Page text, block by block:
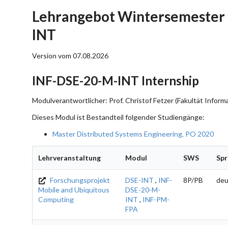
Lehrangebot Wintersemester
INT
Version vom 07.08.2026
INF-DSE-20-M-INT Internship
Modulverantwortlicher: Prof. Christof Fetzer (Fakultät
Dieses Modul ist Bestandteil folgender Studiengänge:
Master Distributed Systems Engineering, PO 2020
Lehrveranstaltung Modul SWS
Forschungsprojekt
Mobile and Ubiquitous
Computing
DSE-INT , INF-
DSE-20-M-
INT , INF-PM-
FPA
8P/PB